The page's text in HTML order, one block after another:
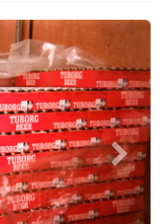
Next